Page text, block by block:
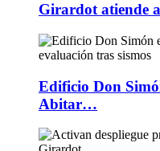
Girardot atiende
Edificio Don
Abitar…